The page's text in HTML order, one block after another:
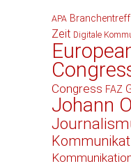
APA Branchentreff
Zeit Digitale
Congress FAZ
Johann